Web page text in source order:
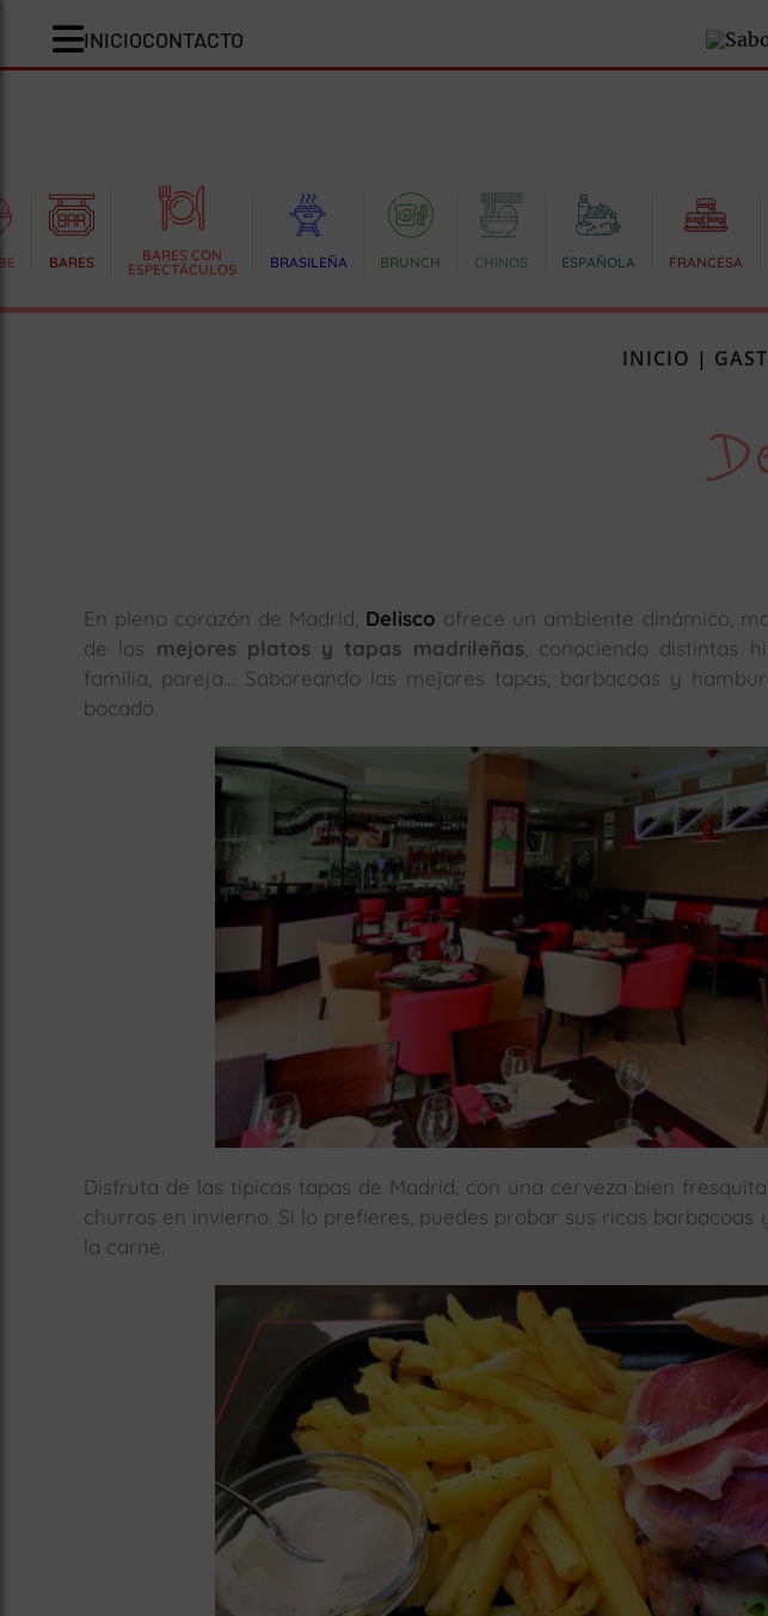
INICIOCONTACTO
BARES
BARES CON
ESPECTÁCULOS
BRASILEÑA BRUNCH CHINOS ESPAÑOLA FRANCESA
INICIO |
En pleno corazón de Madrid, Delisco ofrece un ambiente dinámico,
de los mejores platos y tapas madrileñas , conociendo distintas
familia, pareja… Saboreando las mejores tapas, barbacoas y
bocado.
Disfruta de las típicas tapas de Madrid, con una cerveza bien
churros en invierno. Si lo prefieres, puedes probar sus ricas
la carne.